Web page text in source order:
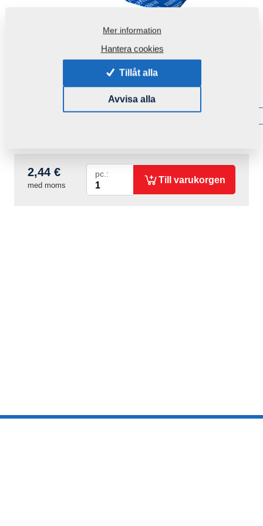
Produktkod: r00270
Tillgänglighet: Få information om tillgänglighet
2,44 €
med moms
pc.: Till varukorgen
Mer information
Hantera cookies
Tillåt alla
Avvisa alla